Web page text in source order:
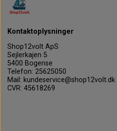
Kontaktoplysninger
Shop12volt ApS
Sejlerkajen 5
5400 Bogense
Telefon: 25625050
Mail: kundeservice@shop12volt.dk
CVR: 45618269